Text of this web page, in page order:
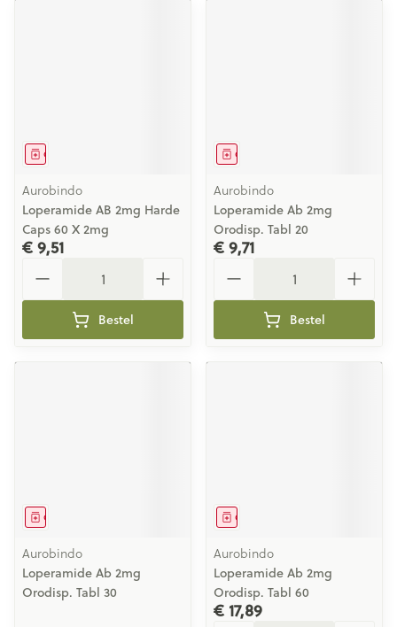
Geneesmiddel
Aurobindo
Loperamide AB 2mg Harde
Caps 60 X 2mg
€ 9,51
Bestel
Geneesmiddel
Aurobindo
Loperamide Ab 2mg
Orodisp. Tabl 20
€ 9,71
Bestel
Geneesmiddel
Aurobindo
Loperamide Ab 2mg
Orodisp. Tabl 30
Geneesmiddel
Aurobindo
Loperamide Ab 2mg
Orodisp. Tabl 60
€ 17,89